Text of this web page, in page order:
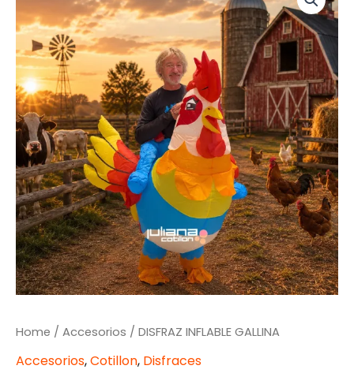
Home / Accesorios / DISFRAZ INFLABLE GALLINA
Accesorios,Cotillon, Disfraces